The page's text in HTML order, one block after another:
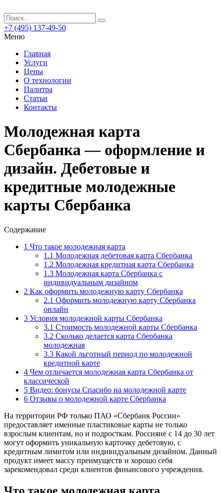
+7 (495) 137-49-50
Меню
Главная
Услуги
Цены
О технологии
Палитра
Статьи
Контакты
Молодежная карта
Сбербанка — оформление и
дизайн. Дебетовые и
кредитные молодежные
карты Сбербанка
Содержание
1 Что такое молодежная карта
1.1 Молодежная дебетовая карта Сбербанка
1.2 Молодежная кредитная карта Сбербанка
1.3 Молодежная карта Сбербанка с
индивидуальным дизайном
2 Как оформить молодежную карту Сбербанка
2.1 Оформить молодежную карту Сбербанка
онлайн
3 Условия молодежной карты Сбербанка
3.1 Стоимость молодежной карты Сбербанка
3.2 Сколько делается карта Сбербанка
молодежная
3.3 Какой льготный период по молодежной
кредитной карте
4 Чем отличается молодежная карта Сбербанка от
классической
5 Видео: бонусы Спасибо на молодежной карте
6 Отзывы о молодежной карте Сбербанка
На территории РФ только ПАО «Сбербанк России»
предоставляет именные пластиковые карты не только
взрослым клиентам, но и подросткам. Россияне с 14 до 30 лет
могут оформить уникальную карточку дебетовую, с
кредитным лимитом или индивидуальным дизайном. Данный
продукт имеет массу преимуществ и хорошо себя
зарекомендовал среди клиентов финансового учреждения.
Что такое молодежная карта